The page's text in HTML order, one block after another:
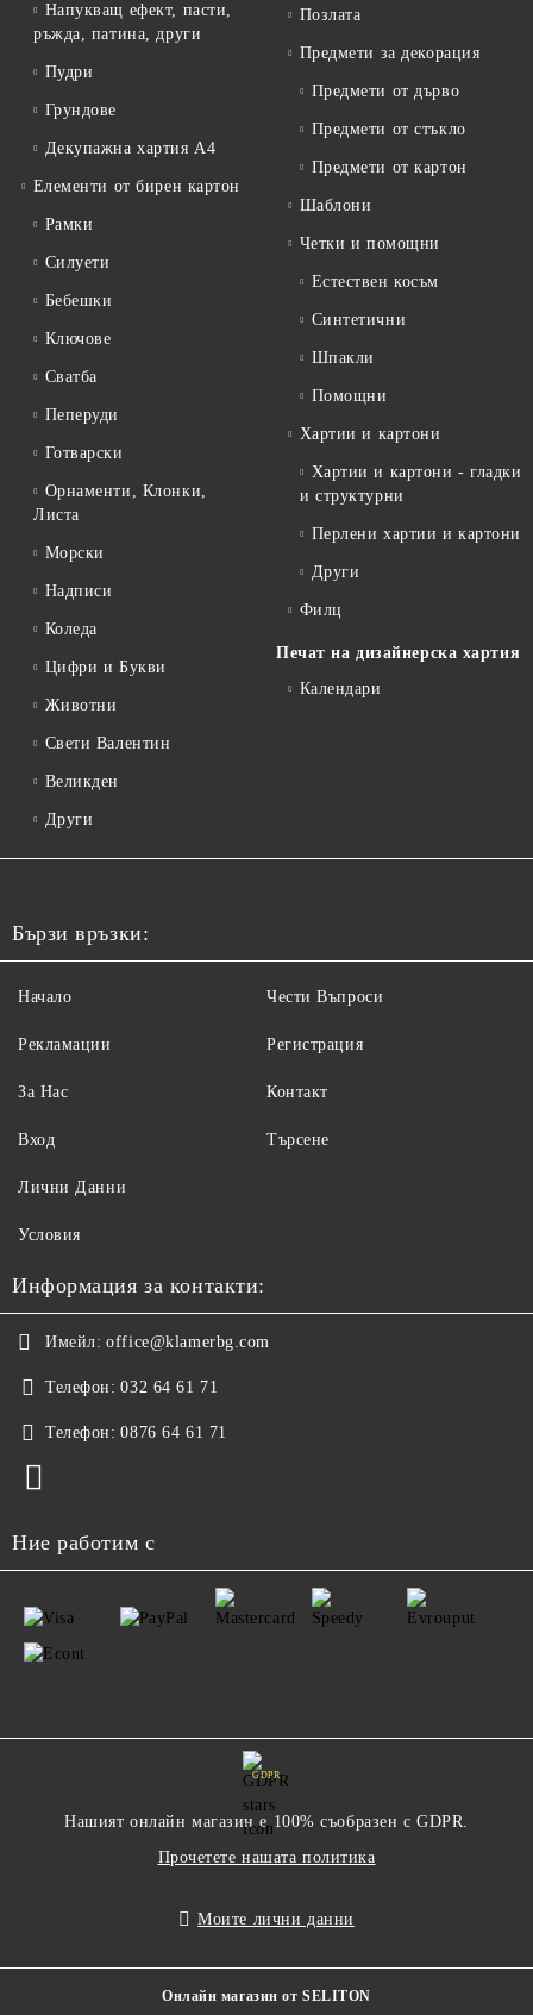
Напукващ ефект, пасти,
ръжда, патина, други
Пудри
Грундове
Декупажна хартия А4
Елементи от бирен картон
Рамки
Силуети
Бебешки
Ключове
Сватба
Пеперуди
Готварски
Орнаменти, Клонки,
Листа
Морски
Надписи
Коледа
Цифри и Букви
Животни
Свети Валентин
Великден
Други
Позлата
Предмети за декорация
Предмети от дърво
Предмети от стъкло
Предмети от картон
Шаблони
Четки и помощни
Естествен косъм
Синтетични
Шпакли
Помощни
Хартии и картони
Хартии и картони - гладки
и структурни
Перлени хартии и картони
Други
Филц
Печат на дизайнерска хартия
Календари
Бързи връзки:
Начало
Рекламации
За Нас
Вход
Чести Въпроси
Регистрация
Контакт
Търсене
Лични Данни
Условия
Информация за контакти:
Имейл: office@klamerbg.com
Телефон: 032 64 61 71
Телефон: 0876 64 61 71
Ние работим с
GDPR
Нашият онлайн магазин е 100% съобразен с GDPR.
Прочетете нашата политика
Моите лични данни
Онлайн магазин от SELITON